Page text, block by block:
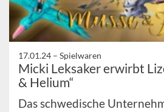
17.01.24 – Spielwaren
Micki Leksaker erwirbt
& Helium“
Das schwedische